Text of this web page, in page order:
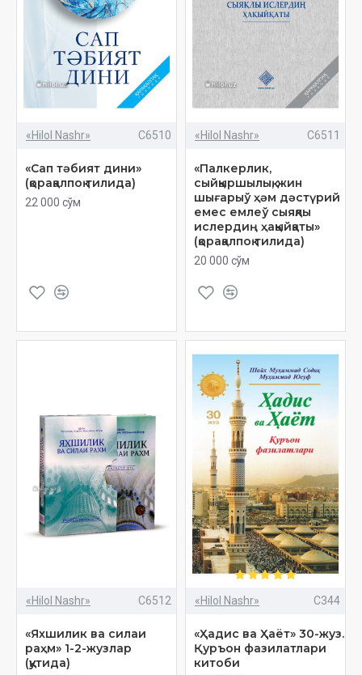
«Hilol Nashr» C6510
«Сап тәбият дини»
(қорақалпоқ тилида)
22 000 сўм
«Hilol Nashr» C6511
«Палкерлик,
сыйқыршылық, жин
шығарыў ҳәм дәстүрий
емес емлеў сыяқлы
ислердиң ҳақыйқаты»
(қорақалпоқ тилида)
20 000 сўм
«Hilol Nashr» C6512
«Яхшилик ва силаи
раҳм» 1-2-жузлар
(қутида)
«Hilol Nashr» C344
«Ҳадис ва Ҳаёт» 30-жуз.
Қуръон фазилатлари
китоби